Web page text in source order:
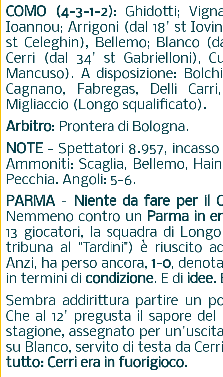
COMO (4-3-1-2): Ghidotti;
Ioannou; Arrigoni (dal 18' st
st Celeghin), Bellemo; Blanco
Cerri (dal 34' st Gabrielloni),
Mancuso). A disposizione:
Cagnano, Fabregas, Delli
Migliaccio (Longo squalificato).
Arbitro: Prontera di Bologna.
NOTE - Spettatori 8.957, incasso
Ammoniti: Scaglia, Bellemo,
Pecchia. Angoli: 5-6.
PARMA - Niente da fare per il
Nemmeno contro un Parma in
13 giocatori, la squadra di
tribuna al "Tardini") è riuscito
Anzi, ha perso ancora,1-0,
in termini di condizione. E di idee.
Sembra addirittura partire un
Che al 12' pregusta il sapore del
stagione, assegnato per
su Blanco, servito di testa da
tutto: Cerri era in fuorigioco.